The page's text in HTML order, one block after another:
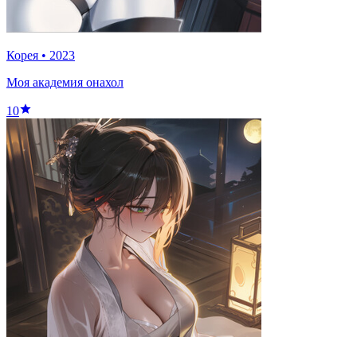
Корея • 2023
Моя академия онахол
10